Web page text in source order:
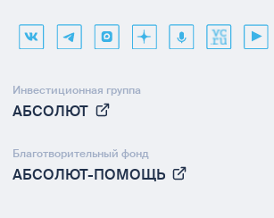
Инвестиционная группа
АБСОЛЮТ
Благотворительный фонд
АБСОЛЮТ-ПОМОЩЬ